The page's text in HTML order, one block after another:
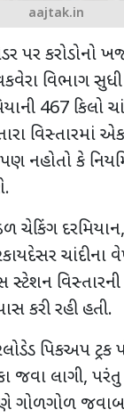
aajtak.in
પર કરોડોનો
વિભાગ
467 કિલો
વિસ્તારમાં
નહોતો કે
ચેકિંગ દરમિયાન,
ચાંદીના
સ્ટેશન
કરી રહી હતી.
પિકઅપ ટ્રક
જવા લાગી, પરંતુ
ગોળગોળ